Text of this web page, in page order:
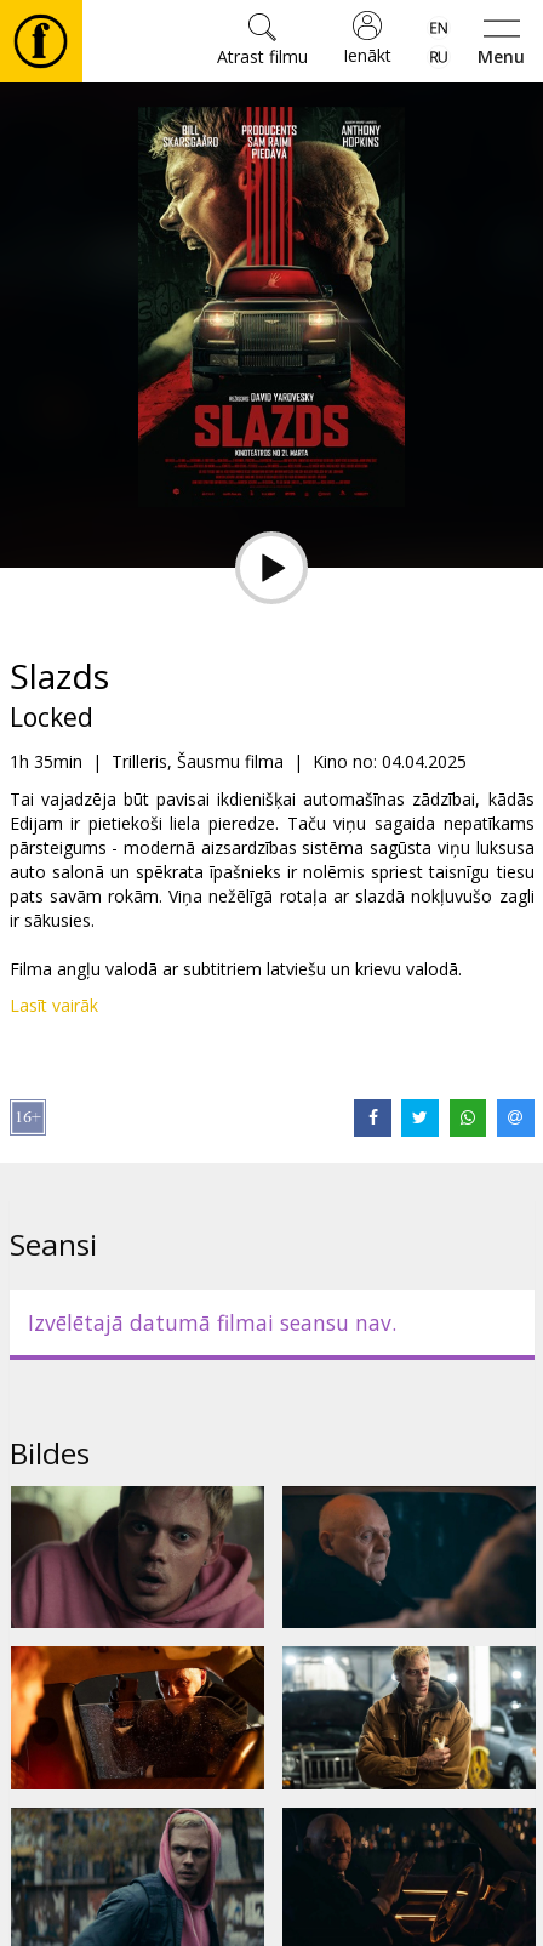
Menu
Ienākt
Atrast filmu
Pasākumi
B2B
Kino
Klubs
Slazds
Locked
1h 35min | Trilleris, Šausmu filma | Kino no: 04.04.2025
Tai vajadzēja būt pavisai ikdienišķai automašīnas zādzībai, kādās
Edijam ir pietiekoši liela pieredze. Taču viņu sagaida nepatīkams
pārsteigums - modernā aizsardzības sistēma sagūsta viņu luksusa
auto salonā un spēkrata īpašnieks ir nolēmis spriest taisnīgu tiesu
pats savām rokām. Viņa nežēlīgā rotaļa ar slazdā nokļuvušo zagli
ir sākusies.
Filma angļu valodā ar subtitriem latviešu un krievu valodā.
Lomās:
Anthony Hopkins,Ashley Cartwright,
Michael Eklund
Lasīt vairāk
Seansi
Izvēlētajā datumā filmai seansu nav.
Bildes